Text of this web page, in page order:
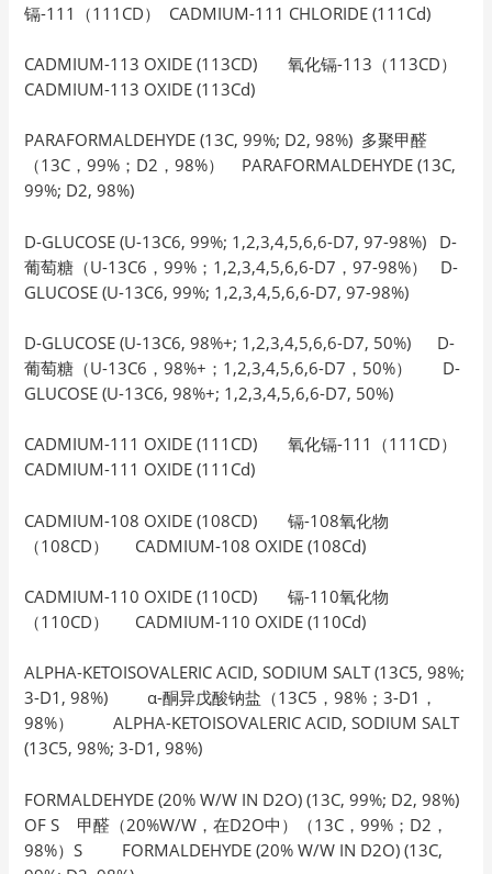
镉-111（111CD） CADMIUM-111 CHLORIDE (111Cd)
CADMIUM-113 OXIDE (113CD) 氧化镉-113（113CD）
CADMIUM-113 OXIDE (113Cd)
PARAFORMALDEHYDE (13C, 99%; D2, 98%) 多聚甲醛
（13C，99%；D2，98%） PARAFORMALDEHYDE (13C,
99%; D2, 98%)
D-GLUCOSE (U-13C6, 99%; 1,2,3,4,5,6,6-D7, 97-98%) D-
葡萄糖（U-13C6，99%；1,2,3,4,5,6,6-D7，97-98%） D-
GLUCOSE (U-13C6, 99%; 1,2,3,4,5,6,6-D7, 97-98%)
D-GLUCOSE (U-13C6, 98%+; 1,2,3,4,5,6,6-D7, 50%) D-
葡萄糖（U-13C6，98%+；1,2,3,4,5,6,6-D7，50%） D-
GLUCOSE (U-13C6, 98%+; 1,2,3,4,5,6,6-D7, 50%)
CADMIUM-111 OXIDE (111CD) 氧化镉-111（111CD）
CADMIUM-111 OXIDE (111Cd)
CADMIUM-108 OXIDE (108CD) 镉-108氧化物
（108CD） CADMIUM-108 OXIDE (108Cd)
CADMIUM-110 OXIDE (110CD) 镉-110氧化物
（110CD） CADMIUM-110 OXIDE (110Cd)
ALPHA-KETOISOVALERIC ACID, SODIUM SALT (13C5, 98%;
3-D1, 98%) α-酮异戊酸钠盐（13C5，98%；3-D1，
98%） ALPHA-KETOISOVALERIC ACID, SODIUM SALT
(13C5, 98%; 3-D1, 98%)
FORMALDEHYDE (20% W/W IN D2O) (13C, 99%; D2, 98%)
OF S 甲醛（20%W/W，在D2O中）（13C，99%；D2，
98%）S FORMALDEHYDE (20% W/W IN D2O) (13C,